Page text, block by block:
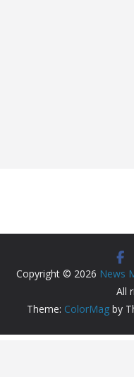
Copyright © 2026 News
All
Theme: ColorMag by